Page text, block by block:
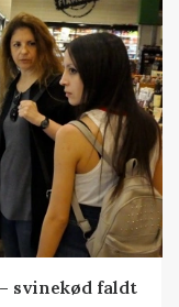
svinekød faldt